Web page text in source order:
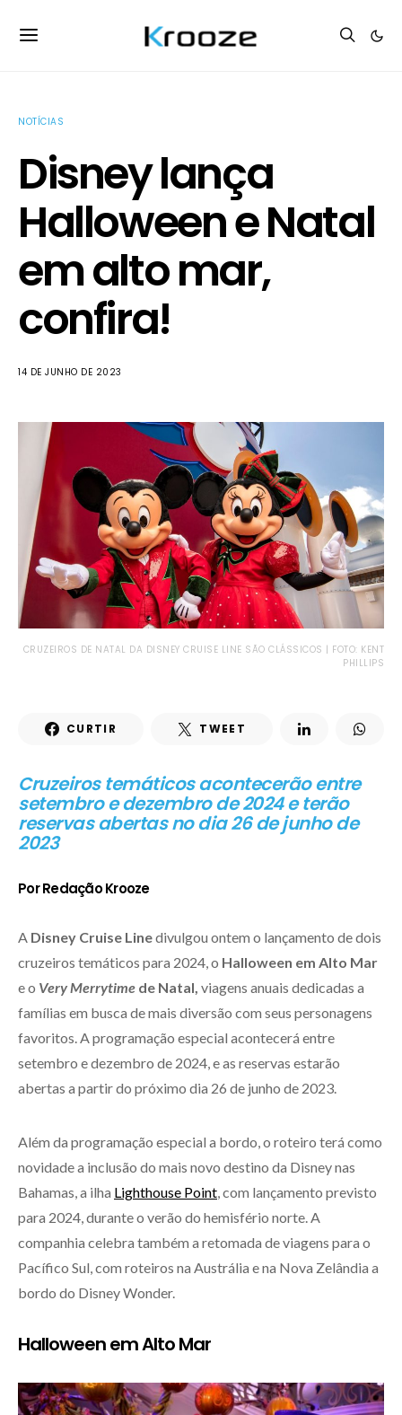
NOTÍCIAS
Disney lança
Halloween e Natal
em alto mar,
confira!
14 DE JUNHO DE 2023
CRUZEIROS DE NATAL DA DISNEY CRUISE LINE SÃO CLÁSSICOS | FOTO: KENT
PHILLIPS
CURTIR TWEET
Cruzeiros temáticos acontecerão entre
setembro e dezembro de 2024 e terão
reservas abertas no dia 26 de junho de
2023
Por Redação Krooze
A Disney Cruise Linedivulgou ontem o lançamento de dois
cruzeiros temáticos para 2024, o Halloween em Alto Mar
e o Very Merrytime de Natal, viagens anuais dedicadas a
famílias em busca de mais diversão com seus personagens
favoritos. A programação especial acontecerá entre
setembro e dezembro de 2024, e as reservas estarão
abertas a partir do próximo dia 26 de junho de 2023.
Além da programação especial a bordo, o roteiro terá como
novidade a inclusão do mais novo destino da Disney nas
Bahamas, a ilha Lighthouse Point , com lançamento previsto
para 2024, durante o verão do hemisfério norte. A
companhia celebra também a retomada de viagens para o
Pacífico Sul, com roteiros na Austrália e na Nova Zelândia a
bordo do Disney Wonder.
Halloween em Alto Mar